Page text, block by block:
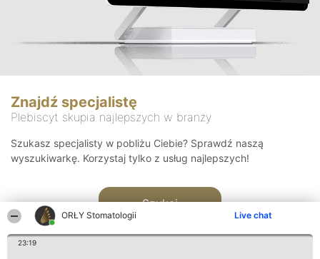
ORŁY Stomatologii Live chat
23:19
Znajdź specjalistę
Plebiscyt skupia najlepszych w branży
Szukasz specjalisty w pobliżu Ciebie? Sprawdź naszą
wyszukiwarkę. Korzystaj tylko z usług najlepszych!
Szukaj